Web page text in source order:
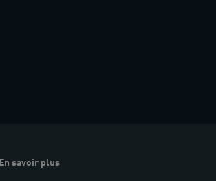
En savoir plus